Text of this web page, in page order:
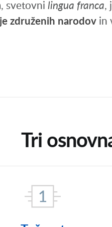
svetovni lingua franca,
združenih narodov in
Tri